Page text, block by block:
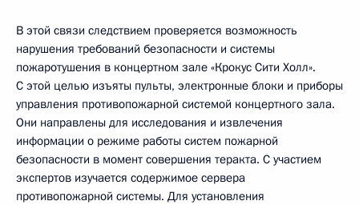
В этой связи следствием проверяется возможность
нарушения требований безопасности и системы
пожаротушения в концертном зале «Крокус Сити Холл».
С этой целью изъяты пульты, электронные блоки и приборы
управления противопожарной системой концертного зала.
Они направлены для исследования и извлечения
информации о режиме работы систем пожарной
безопасности в момент совершения теракта. С участием
экспертов изучается содержимое сервера
противопожарной системы. Для установления